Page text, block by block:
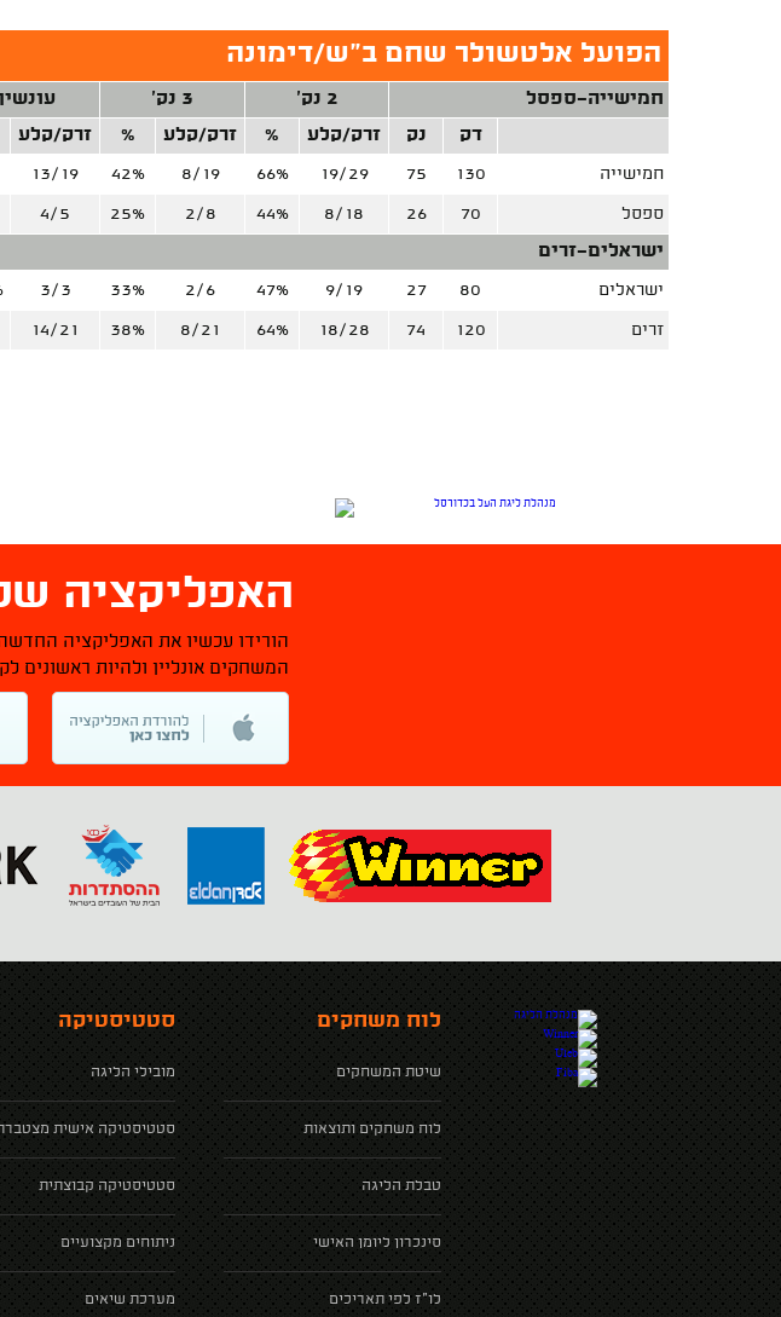
הפועל אלטשולר שחם ב"ש/דימונה
חמישייה-ספסל 2 נק' 3 נק'
דק
נק זרק/קלע % זרק/קלע % זרק/קלע
חמישייה 130
75
19/29
66%
8/19
42%
13/19
ספסל 70
26
8/18
44%
2/8
25%
4/5
ישראלים-זרים
ישראלים 80
27
9/19
47%
2/6
33%
3/3
זרים 120
74
18/28
64%
8/21
38%
14/21
האפליקציה
הורידו עכשיו את האפליקציה
המשחקים אונליין ולהיות ראשונים
לוח משחקים
שיטת המשחקים
לוח משחקים ותוצאות
טבלת הליגה
סינכרון ליומן האישי
לו"ז לפי תאריכים
סטטיסטיקה
מובילי הליגה
סטטיסטיקה אישית
סטטיסטיקה קבוצתית
ניתוחים מקצועיים
מערכת שיאים